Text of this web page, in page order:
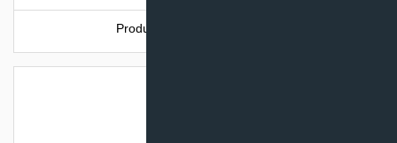
Produkto šiuo metu neturime.